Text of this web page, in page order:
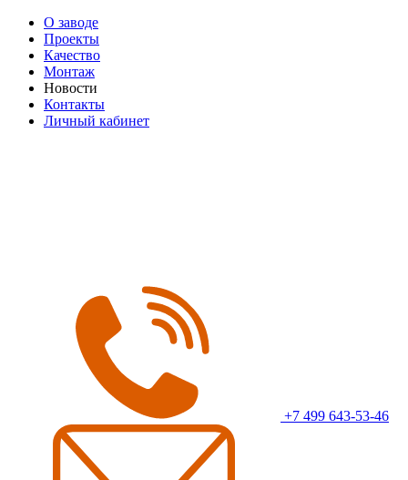
О заводе
Проекты
Качество
Монтаж
Новости
Контакты
Личный кабинет
+7 499 643-53-46